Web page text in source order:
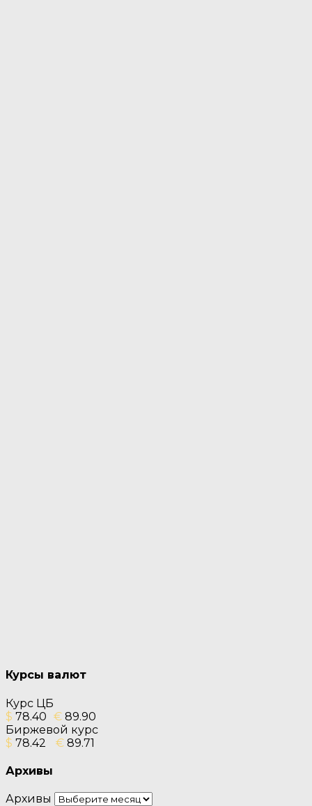
Курсы валют
Курс ЦБ
$ 78.40 € 89.90
Биржевой курс
$ 78.42 € 89.71
Архивы
Архивы